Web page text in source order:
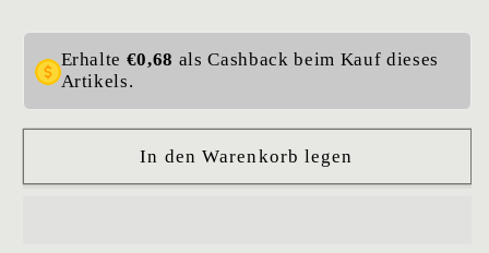
Set
Toffee
/M+S
Set
Toffee
Erhalte €0,68 als Cashback beim Kauf dieses
Artikels.
In den Warenkorb legen